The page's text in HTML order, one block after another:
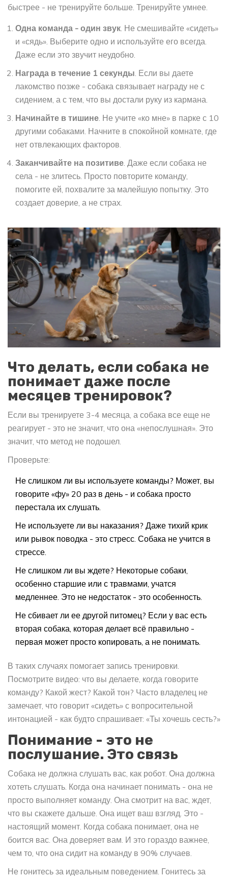
быстрее - не тренируйте больше. Тренируйте умнее.
Одна команда - один звук. Не смешивайте «сидеть»
и «сядь». Выберите одно и используйте его всегда.
Даже если это звучит неудобно.
Награда в течение 1 секунды. Если вы даете
лакомство позже - собака связывает награду не с
сидением, а с тем, что вы достали руку из кармана.
Начинайте в тишине. Не учите «ко мне» в парке с 10
другими собаками. Начните в спокойной комнате, где
нет отвлекающих факторов.
Заканчивайте на позитиве. Даже если собака не
села - не злитесь. Просто повторите команду,
помогите ей, похвалите за малейшую попытку. Это
создает доверие, а не страх.
Что делать, если собака не
понимает даже после
месяцев тренировок?
Если вы тренируете 3-4 месяца, а собака все еще не
реагирует - это не значит, что она «непослушная». Это
значит, что метод не подошел.
Проверьте:
Не слишком ли вы используете команды? Может, вы
говорите «фу» 20 раз в день - и собака просто
перестала их слушать.
Не используете ли вы наказания? Даже тихий крик
или рывок поводка - это стресс. Собака не учится в
стрессе.
Не слишком ли вы ждете? Некоторые собаки,
особенно старшие или с травмами, учатся
медленнее. Это не недостаток - это особенность.
Не сбивает ли ее другой питомец? Если у вас есть
вторая собака, которая делает всё правильно -
первая может просто копировать, а не понимать.
В таких случаях помогает запись тренировки.
Посмотрите видео: что вы делаете, когда говорите
команду? Какой жест? Какой тон? Часто владелец не
замечает, что говорит «сидеть» с вопросительной
интонацией - как будто спрашивает: «Ты хочешь сесть?»
Понимание - это не
послушание. Это связь
Собака не должна слушать вас, как робот. Она должна
хотеть слушать. Когда она начинает понимать - она не
просто выполняет команду. Она смотрит на вас, ждет,
что вы скажете дальше. Она ищет ваш взгляд. Это -
настоящий момент. Когда собака понимает, она не
боится вас. Она доверяет вам. И это гораздо важнее,
чем то, что она сидит на команду в 90% случаев.
Не гонитесь за идеальным поведением. Гонитесь за